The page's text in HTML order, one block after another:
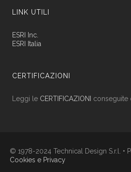
LINK UTILI
ESRI Inc.
ESRI Italia
CERTIFICAZIONI
Leggi le CERTIFICAZIONI conseguite
© 1978-2024 Technical Design S.r.l. •
Cookies e Privacy